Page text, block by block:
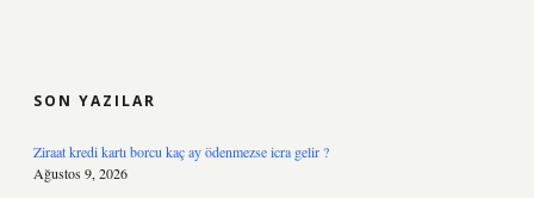
SON YAZILAR
Ziraat kredi kartı borcu kaç ay ödenmezse icra gelir ?
Ağustos 9, 2026